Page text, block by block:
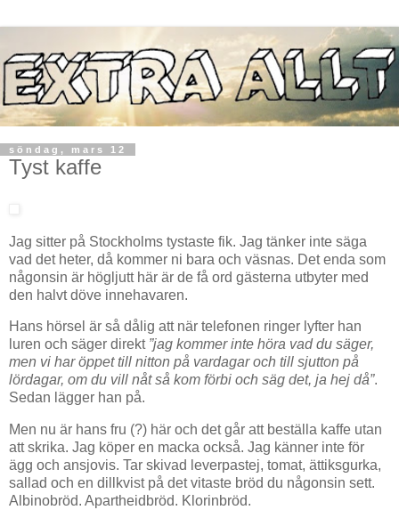
söndag, mars 12
Tyst kaffe
Jag sitter på Stockholms tystaste fik. Jag tänker inte säga
vad det heter, då kommer ni bara och väsnas. Det enda som
någonsin är högljutt här är de få ord gästerna utbyter med
den halvt döve innehavaren.
Hans hörsel är så dålig att när telefonen ringer lyfter han
luren och säger direkt ”jag kommer inte höra vad du säger,
men vi har öppet till nitton på vardagar och till sjutton på
lördagar, om du vill nåt så kom förbi och säg det, ja hej då”.
Sedan lägger han på.
Men nu är hans fru (?) här och det går att beställa kaffe utan
att skrika. Jag köper en macka också. Jag känner inte för
ägg och ansjovis. Tar skivad leverpastej, tomat, ättiksgurka,
sallad och en dillkvist på det vitaste bröd du någonsin sett.
Albinobröd. Apartheidbröd. Klorinbröd.